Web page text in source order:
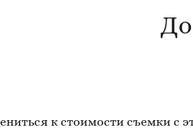
к стоимости съемки с